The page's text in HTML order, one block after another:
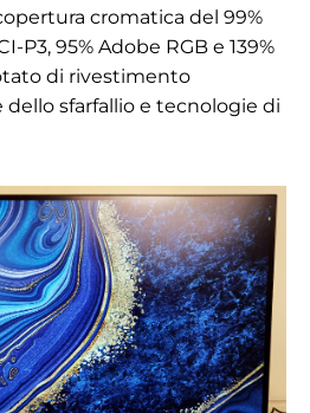
cromatica del 99%
P3, 95% Adobe RGB e 139%
di rivestimento
sfarfallio e tecnologie di